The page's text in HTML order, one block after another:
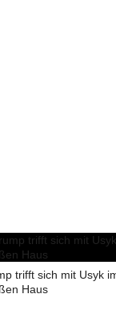
trifft sich mit Usyk
Haus